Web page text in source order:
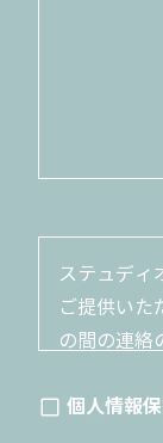
ステュディ
ご提供いた
の間の連絡
絡に必要な
個人情報